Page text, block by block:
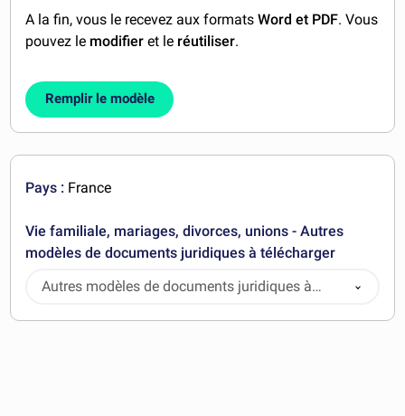
A la fin, vous le recevez aux formatsWord et PDF. Vous
pouvez le modifier et le réutiliser.
Remplir le modèle
Pays : France
Vie familiale, mariages, divorces, unions - Autres
modèles de documents juridiques à télécharger
Autres modèles de documents juridiques à
télécharger